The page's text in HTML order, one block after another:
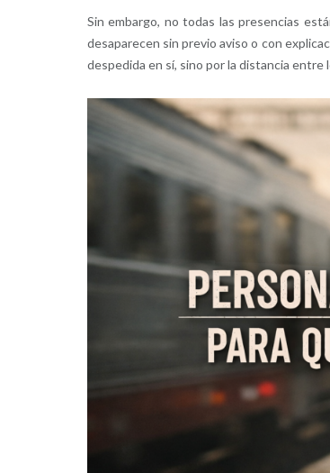
Sin embargo, no todas las presencias
desaparecen sin previo aviso o con
despedida en sí, sino por la distancia entre